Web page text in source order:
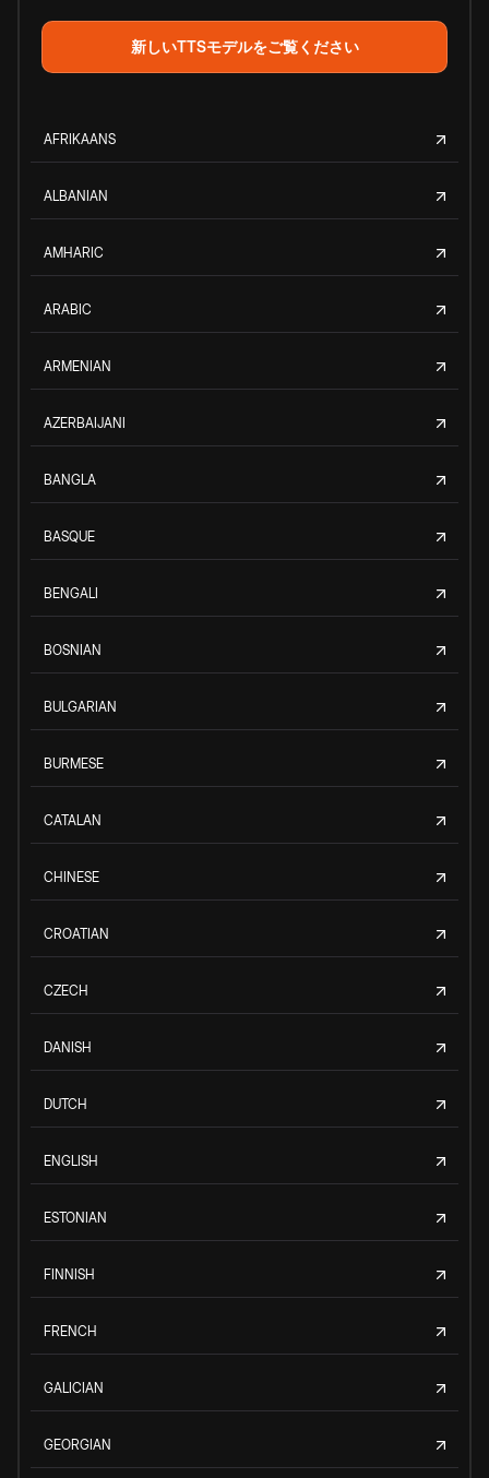
新しいTTSモデルをご覧ください
AFRIKAANS
ALBANIAN
AMHARIC
ARABIC
ARMENIAN
AZERBAIJANI
BANGLA
BASQUE
BENGALI
BOSNIAN
BULGARIAN
BURMESE
CATALAN
CHINESE
CROATIAN
CZECH
DANISH
DUTCH
ENGLISH
ESTONIAN
FINNISH
FRENCH
GALICIAN
GEORGIAN